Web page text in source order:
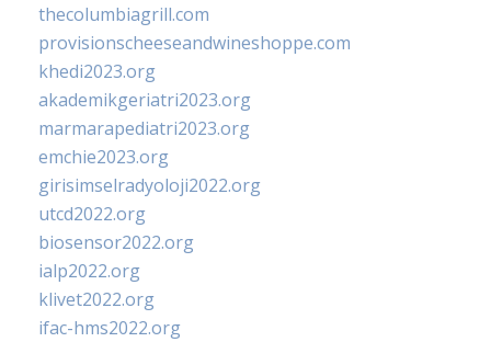
thecolumbiagrill.com
provisionscheeseandwineshoppe.com
khedi2023.org
akademikgeriatri2023.org
marmarapediatri2023.org
emchie2023.org
girisimselradyoloji2022.org
utcd2022.org
biosensor2022.org
ialp2022.org
klivet2022.org
ifac-hms2022.org